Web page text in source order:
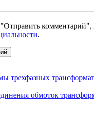
.
обмоток